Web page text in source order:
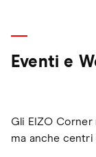
Eventi e
Gli EIZO
ma anche